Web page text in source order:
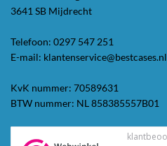
3641 SB Mijdrecht
Telefoon: 0297 547 251
E-mail: klantenservice@bestcases.nl
KvK nummer: 70589631
BTW nummer: NL 858385557B01